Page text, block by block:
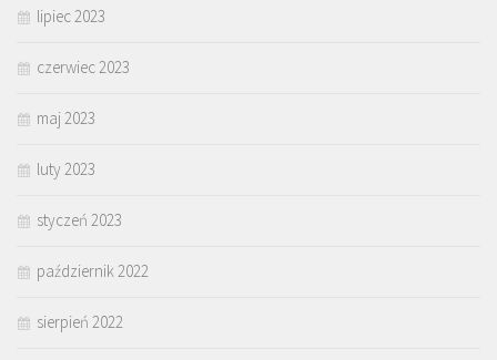
lipiec 2023
czerwiec 2023
maj 2023
luty 2023
styczeń 2023
październik 2022
sierpień 2022